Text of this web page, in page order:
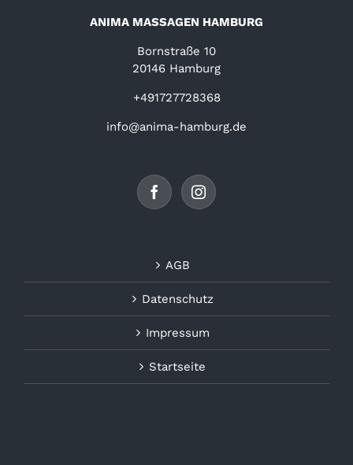
ANIMA MASSAGEN HAMBURG
Bornstraße 10
20146 Hamburg
+491727728368
info@anima-hamburg.de
AGB
Datenschutz
Impressum
Startseite